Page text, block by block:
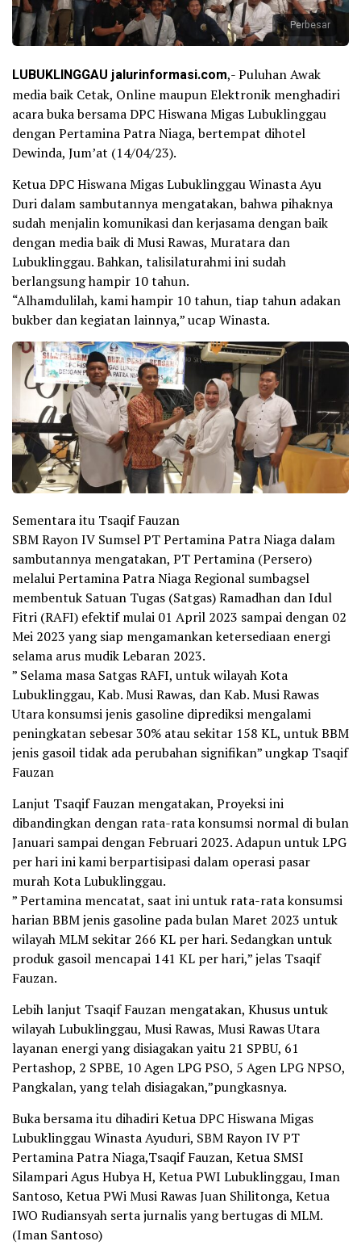
Perbesar
LUBUKLINGGAU jalurinformasi.com,- Puluhan Awak
media baik Cetak, Online maupun Elektronik menghadiri
acara buka bersama DPC Hiswana Migas Lubuklinggau
dengan Pertamina Patra Niaga, bertempat dihotel
Dewinda, Jum’at (14/04/23).
Ketua DPC Hiswana Migas Lubuklinggau Winasta Ayu
Duri dalam sambutannya mengatakan, bahwa pihaknya
sudah menjalin komunikasi dan kerjasama dengan baik
dengan media baik di Musi Rawas, Muratara dan
Lubuklinggau. Bahkan, talisilaturahmi ini sudah
berlangsung hampir 10 tahun.
“Alhamdulilah, kami hampir 10 tahun, tiap tahun adakan
bukber dan kegiatan lainnya,” ucap Winasta.
Sementara itu Tsaqif Fauzan
SBM Rayon IV Sumsel PT Pertamina Patra Niaga dalam
sambutannya mengatakan, PT Pertamina (Persero)
melalui Pertamina Patra Niaga Regional sumbagsel
membentuk Satuan Tugas (Satgas) Ramadhan dan Idul
Fitri (RAFI) efektif mulai 01 April 2023 sampai dengan 02
Mei 2023 yang siap mengamankan ketersediaan energi
selama arus mudik Lebaran 2023.
” Selama masa Satgas RAFI, untuk wilayah Kota
Lubuklinggau, Kab. Musi Rawas, dan Kab. Musi Rawas
Utara konsumsi jenis gasoline diprediksi mengalami
peningkatan sebesar 30% atau sekitar 158 KL, untuk BBM
jenis gasoil tidak ada perubahan signifikan” ungkap Tsaqif
Fauzan
Lanjut Tsaqif Fauzan mengatakan, Proyeksi ini
dibandingkan dengan rata-rata konsumsi normal di bulan
Januari sampai dengan Februari 2023. Adapun untuk LPG
per hari ini kami berpartisipasi dalam operasi pasar
murah Kota Lubuklinggau.
” Pertamina mencatat, saat ini untuk rata-rata konsumsi
harian BBM jenis gasoline pada bulan Maret 2023 untuk
wilayah MLM sekitar 266 KL per hari. Sedangkan untuk
produk gasoil mencapai 141 KL per hari,” jelas Tsaqif
Fauzan.
Lebih lanjut Tsaqif Fauzan mengatakan, Khusus untuk
wilayah Lubuklinggau, Musi Rawas, Musi Rawas Utara
layanan energi yang disiagakan yaitu 21 SPBU, 61
Pertashop, 2 SPBE, 10 Agen LPG PSO, 5 Agen LPG NPSO,
Pangkalan, yang telah disiagakan,”pungkasnya.
Buka bersama itu dihadiri Ketua DPC Hiswana Migas
Lubuklinggau Winasta Ayuduri, SBM Rayon IV PT
Pertamina Patra Niaga,Tsaqif Fauzan, Ketua SMSI
Silampari Agus Hubya H, Ketua PWI Lubuklinggau, Iman
Santoso, Ketua PWi Musi Rawas Juan Shilitonga, Ketua
IWO Rudiansyah serta jurnalis yang bertugas di MLM.
(Iman Santoso)